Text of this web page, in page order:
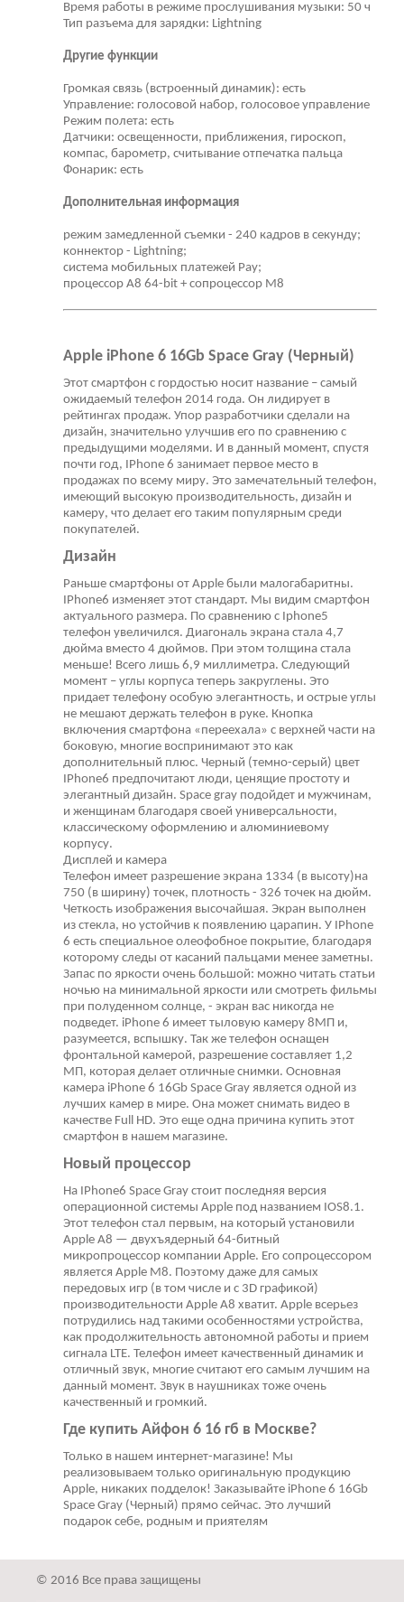
Время работы в режиме прослушивания музыки: 50 ч
Тип разъема для зарядки: Lightning
Другие функции
Громкая связь (встроенный динамик): есть
Управление: голосовой набор, голосовое управление
Режим полета: есть
Датчики: освещенности, приближения, гироскоп,
компас, барометр, считывание отпечатка пальца
Фонарик: есть
Дополнительная информация
режим замедленной съемки - 240 кадров в секунду;
коннектор - Lightning;
система мобильных платежей Pay;
процессор A8 64-bit + сопроцессор M8
Apple iPhone 6 16Gb Space Gray (Черный)
Этот смартфон с гордостью носит название – самый
ожидаемый телефон 2014 года. Он лидирует в
рейтингах продаж. Упор разработчики сделали на
дизайн, значительно улучшив его по сравнению с
предыдущими моделями. И в данный момент, спустя
почти год, IPhone 6 занимает первое место в
продажах по всему миру. Это замечательный телефон,
имеющий высокую производительность, дизайн и
камеру, что делает его таким популярным среди
покупателей.
Дизайн
Раньше смартфоны от Apple были малогабаритны.
IPhone6 изменяет этот стандарт. Мы видим смартфон
актуального размера. По сравнению с Iphone5
телефон увеличился. Диагональ экрана стала 4,7
дюйма вместо 4 дюймов. При этом толщина стала
меньше! Всего лишь 6,9 миллиметра. Следующий
момент – углы корпуса теперь закруглены. Это
придает телефону особую элегантность, и острые углы
не мешают держать телефон в руке. Кнопка
включения смартфона «переехала» с верхней части на
боковую, многие воспринимают это как
дополнительный плюс. Черный (темно-серый) цвет
IPhone6 предпочитают люди, ценящие простоту и
элегантный дизайн. Space gray подойдет и мужчинам,
и женщинам благодаря своей универсальности,
классическому оформлению и алюминиевому
корпусу.
Дисплей и камера
Телефон имеет разрешение экрана 1334 (в высоту)на
750 (в ширину) точек, плотность - 326 точек на дюйм.
Четкость изображения высочайшая. Экран выполнен
из стекла, но устойчив к появлению царапин. У IPhone
6 есть специальное олеофобное покрытие, благодаря
которому следы от касаний пальцами менее заметны.
Запас по яркости очень большой: можно читать статьи
ночью на минимальной яркости или смотреть фильмы
при полуденном солнце, - экран вас никогда не
подведет. iPhone 6 имеет тыловую камеру 8МП и,
разумеется, вспышку. Так же телефон оснащен
фронтальной камерой, разрешение составляет 1,2
МП, которая делает отличные снимки. Основная
камера iPhone 6 16Gb Space Gray является одной из
лучших камер в мире. Она может снимать видео в
качестве Full HD. Это еще одна причина купить этот
смартфон в нашем магазине.
Новый процессор
На IPhone6 Space Gray стоит последняя версия
операционной системы Apple под названием IOS8.1.
Этот телефон стал первым, на который установили
Apple A8 — двухъядерный 64-битный
микропроцессор компании Apple. Его сопроцессором
является Apple M8. Поэтому даже для самых
передовых игр (в том числе и с 3D графикой)
производительности Apple A8 хватит. Apple всерьез
потрудились над такими особенностями устройства,
как продолжительность автономной работы и прием
сигнала LTE. Телефон имеет качественный динамик и
отличный звук, многие считают его самым лучшим на
данный момент. Звук в наушниках тоже очень
качественный и громкий.
Где купить Айфон 6 16 гб в Москве?
Только в нашем интернет-магазине! Мы
реализовываем только оригинальную продукцию
Apple, никаких подделок! Заказывайте iPhone 6 16Gb
Space Gray (Черный) прямо сейчас. Это лучший
подарок себе, родным и приятелям
© 2016 Все права защищены